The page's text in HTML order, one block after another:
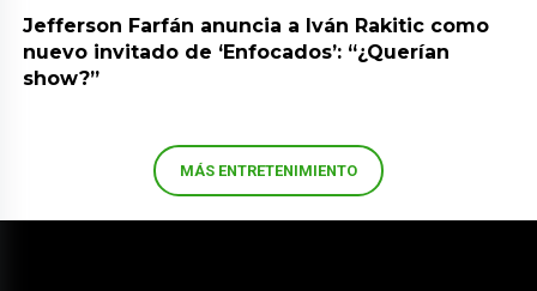
Jefferson Farfán anuncia a Iván Rakitic como
nuevo invitado de ‘Enfocados’: “¿Querían
show?”
MÁS ENTRETENIMIENTO